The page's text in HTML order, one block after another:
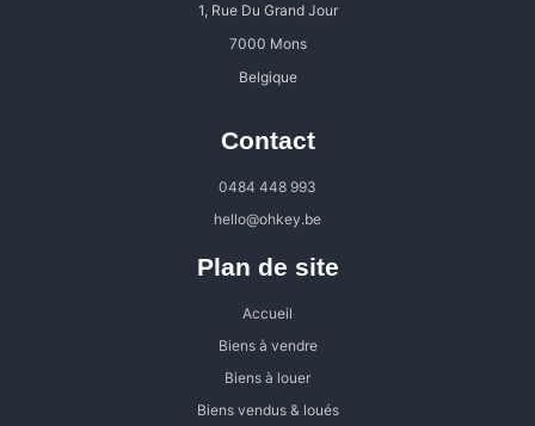
1, Rue Du Grand Jour
7000 Mons
Belgique
Contact
0484 448 993
hello@ohkey.be
Plan de site
Accueil
Biens à vendre
Biens à louer
Biens vendus & loués